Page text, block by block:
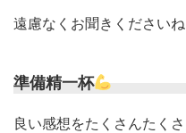
遠慮なくお聞きくださいね
準備精一杯
良い感想をたくさんたく